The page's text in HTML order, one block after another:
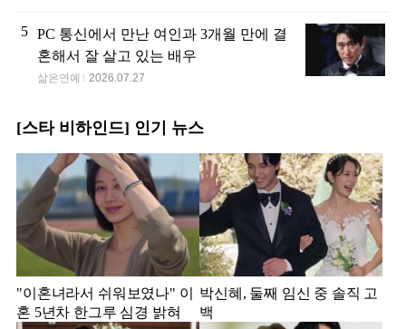
5 PC 통신에서 만난 여인과 3개월 만에 결
혼해서 잘 살고 있는 배우
삶은연예 2026.07.27
[스타 비하인드] 인기 뉴스
"이혼녀라서 쉬워보였나" 이
혼 5년차 한그루 심경 밝혀
박신혜, 둘째 임신 중 솔직 고
백